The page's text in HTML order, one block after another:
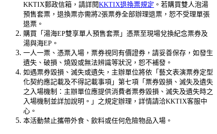
KKTIX郵政信箱，請詳閱KKTIX退換票規定 。若購買雙人泡湯
預售套票，退換票亦需將2張票券全部辦理退票，恕不受理單張
退票。
購買「湯海EP雙享單人預售套票」憑票至現場兌換紀念票券及
湯與海EP。
一人一票、憑票入場，票券視同有價證券，請妥善保存，如發生
遺失、破損、燒毀或無法辨識等狀況，恕不補發。
如遇票券毀損、滅失或遺失，主辦單位將依「藝文表演票券定型
化契約應記載及不得記載事項」第七項「票券毀損、滅失及遺失
之入場機制：主辦單位應提供消費者票券毀損、滅失及遺失時之
入場機制並詳加說明。」之規定辦理，詳情請洽KKTIX客服中
心。
本活動禁止攜帶外食、飲料或任何危險物品入場。